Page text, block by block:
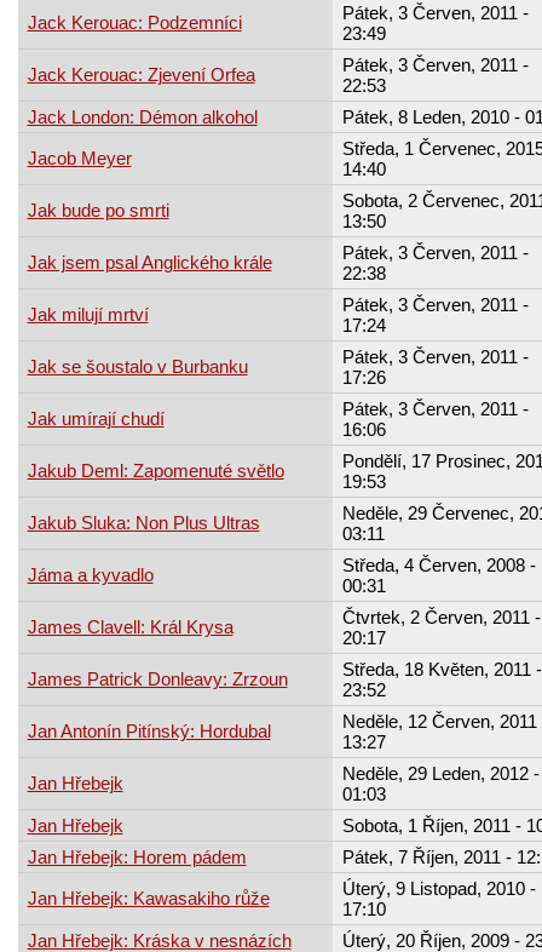
Jack Kerouac: Podzemníci
Pátek, 3 Červen, 2011 -
23:49
Jack Kerouac: Zjevení Orfea
Pátek, 3 Červen, 2011 -
22:53
Jack London: Démon alkohol
Pátek, 8 Leden, 2010 -
Jacob Meyer
Středa, 1 Červenec,
14:40
Jak bude po smrti
Sobota, 2 Červenec,
13:50
Jak jsem psal Anglického krále
Pátek, 3 Červen, 2011 -
22:38
Jak milují mrtví
Pátek, 3 Červen, 2011 -
17:24
Jak se šoustalo v Burbanku
Pátek, 3 Červen, 2011 -
17:26
Jak umírají chudí
Pátek, 3 Červen, 2011 -
16:06
Jakub Deml: Zapomenuté světlo
Pondělí, 17 Prosinec,
19:53
Jakub Sluka: Non Plus Ultras
Neděle, 29 Červenec,
03:11
Jáma a kyvadlo
Středa, 4 Červen, 2008 -
00:31
James Clavell: Král Krysa
Čtvrtek, 2 Červen, 2011 -
20:17
James Patrick Donleavy: Zrzoun
Středa, 18 Květen, 2011 -
23:52
Jan Antonín Pitínský: Hordubal
Neděle, 12 Červen, 2011
13:27
Jan Hřebejk
Neděle, 29 Leden, 2012 -
01:03
Jan Hřebejk
Sobota, 1 Říjen, 2011 -
Jan Hřebejk: Horem pádem
Pátek, 7 Říjen, 2011 -
Jan Hřebejk: Kawasakiho růže
Úterý, 9 Listopad, 2010 -
17:10
Jan Hřebejk: Kráska v nesnázích
Úterý, 20 Říjen, 2009 -